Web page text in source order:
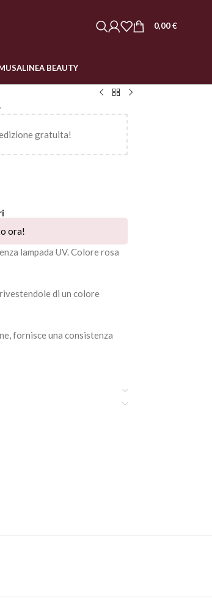
0,00€
LINEA BEAUTY
gratuita!
ora!
lampada UV. Colore rosa
di un colore
fornisce una consistenza